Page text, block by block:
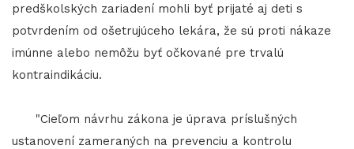
predškolských zariadení mohli byť prijaté aj deti s
potvrdením od ošetrujúceho lekára, že sú proti nákaze
imúnne alebo nemôžu byť očkované pre trvalú
kontraindikáciu.
"Cieľom návrhu zákona je úprava príslušných
ustanovení zameraných na prevenciu a kontrolu